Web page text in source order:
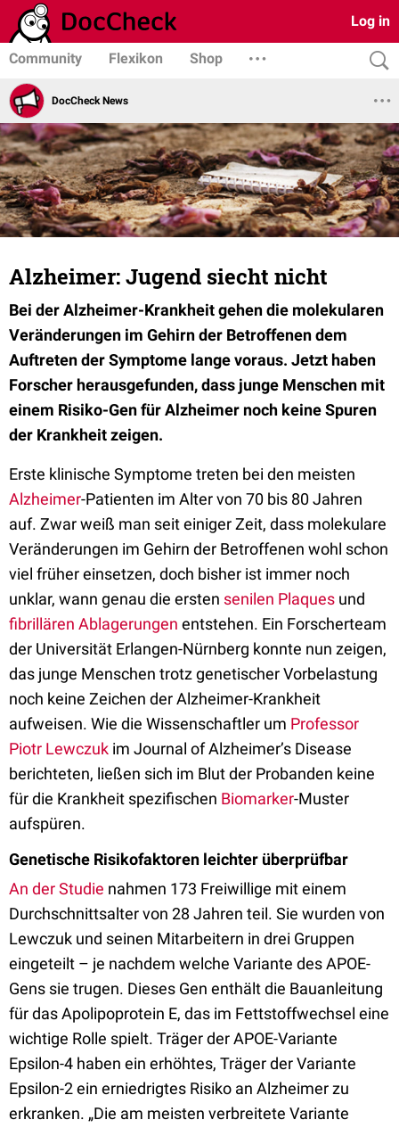
Log in
Community Flexikon Shop
DocCheck News
Alzheimer: Jugend siecht nicht
Bei der Alzheimer-Krankheit gehen die molekularen
Veränderungen im Gehirn der Betroffenen dem
Auftreten der Symptome lange voraus. Jetzt haben
Forscher herausgefunden, dass junge Menschen mit
einem Risiko-Gen für Alzheimer noch keine Spuren
der Krankheit zeigen.
Erste klinische Symptome treten bei den meisten
Alzheimer-Patienten im Alter von 70 bis 80 Jahren
auf. Zwar weiß man seit einiger Zeit, dass molekulare
Veränderungen im Gehirn der Betroffenen wohl schon
viel früher einsetzen, doch bisher ist immer noch
unklar, wann genau die ersten senilen Plaques und
fibrillären Ablagerungen entstehen. Ein Forscherteam
der Universität Erlangen-Nürnberg konnte nun zeigen,
das junge Menschen trotz genetischer Vorbelastung
noch keine Zeichen der Alzheimer-Krankheit
aufweisen. Wie die Wissenschaftler um Professor
Piotr Lewczuk im Journal of Alzheimer’s Disease
berichteten, ließen sich im Blut der Probanden keine
für die Krankheit spezifischen Biomarker-Muster
aufspüren.
Genetische Risikofaktoren leichter überprüfbar
An der Studie nahmen 173 Freiwillige mit einem
Durchschnittsalter von 28 Jahren teil. Sie wurden von
Lewczuk und seinen Mitarbeitern in drei Gruppen
eingeteilt – je nachdem welche Variante des APOE-
Gens sie trugen. Dieses Gen enthält die Bauanleitung
für das Apolipoprotein E, das im Fettstoffwechsel eine
wichtige Rolle spielt. Träger der APOE-Variante
Epsilon-4 haben ein erhöhtes, Träger der Variante
Epsilon-2 ein erniedrigtes Risiko an Alzheimer zu
erkranken. „Die am meisten verbreitete Variante